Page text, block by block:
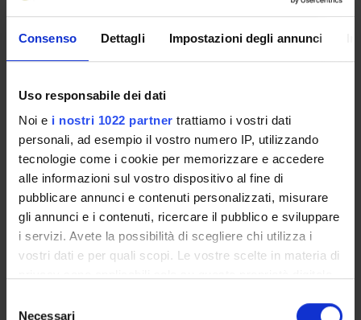
Consenso Dettagli Impostazioni degli annunci
Uso responsabile dei dati
Noi e i nostri 1022 partner trattiamo i vostri dati
personali, ad esempio il vostro numero IP, utilizzando
tecnologie come i cookie per memorizzare e accedere
alle informazioni sul vostro dispositivo al fine di
pubblicare annunci e contenuti personalizzati, misurare
gli annunci e i contenuti, ricercare il pubblico e sviluppare
i servizi. Avete la possibilità di scegliere chi utilizza i
vostri dati e per quali scopi. Le vostre scelte in materia di
modificare o revocare il proprio consenso in qualsiasi
Necessari
Responsabili (o referenti locali)
Rossini Maurizio,Viapiana Ombretta
PARTECIPANTI AL PROGETTO
Maurizio Rossini
Professore ordinario
Ombretta Viapiana